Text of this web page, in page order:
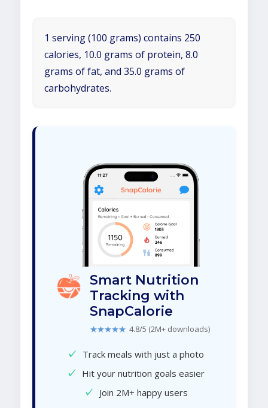
1 serving (100 grams) contains 250
calories, 10.0 grams of protein, 8.0
grams of fat, and 35.0 grams of
carbohydrates.
Smart Nutrition
Tracking with
SnapCalorie
★★★★★ 4.8/5 (2M+ downloads)
✓ Track meals with just a photo
✓ Hit your nutrition goals easier
✓ Join 2M+ happy users